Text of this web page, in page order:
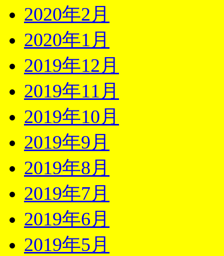
2020年2月
2020年1月
2019年12月
2019年11月
2019年10月
2019年9月
2019年8月
2019年7月
2019年6月
2019年5月